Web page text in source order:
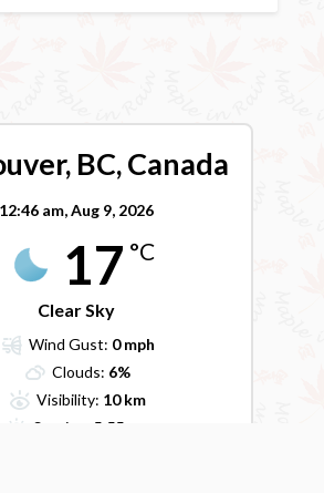
BC, Canada
12:46 am,Aug 9, 2026
17 °C
Clear Sky
Wind Gust: 0 mph
Clouds: 6%
Visibility: 10 km
Sunrise:
5:55 am